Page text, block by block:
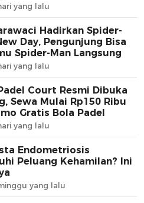
yang lalu
Hadirkan Spider-
Day, Pengunjung Bisa
Spider-Man Langsung
yang lalu
Court Resmi Dibuka
Sewa Mulai Rp150 Ribu
Gratis Bola Padel
yang lalu
Endometriosis
Peluang Kehamilan? Ini
yang lalu